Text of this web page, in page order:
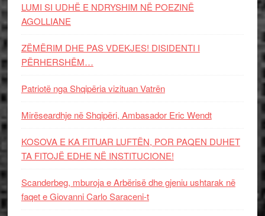
LUMI SI UDHË E NDRYSHIM NË POEZINË
AGOLLIANE
ZËMËRIM DHE PAS VDEKJES! DISIDENTI I
PËRHERSHËM…
Patriotë nga Shqipëria vizituan Vatrën
Mirëseardhje në Shqipëri, Ambasador Eric Wendt
KOSOVA E KA FITUAR LUFTËN, POR PAQEN DUHET
TA FITOJË EDHE NË INSTITUCIONE!
Scanderbeg, mburoja e Arbërisë dhe gjeniu ushtarak në
faqet e Giovanni Carlo Saraceni-t